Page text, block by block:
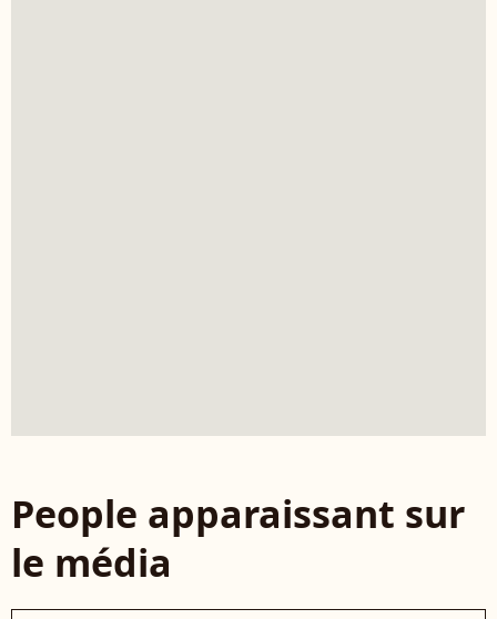
People apparaissant sur
le média